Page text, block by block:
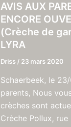
AVIS AUX
ENCORE
(Crèche de
LYRA
Driss / 23 mars 2020
Schaerbeek, le
parents, Nous
crèches sont
Crèche Pollux, rue